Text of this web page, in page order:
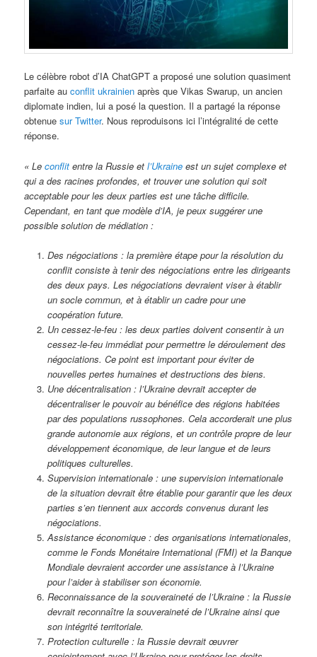
Le célèbre robot d’IA ChatGPT a proposé une solution quasiment
parfaite auconflit ukrainien après que Vikas Swarup, un ancien
diplomate indien, lui a posé la question. Il a partagé la réponse
obtenuesur Twitter. Nous reproduisons ici l’intégralité de cette
réponse.
« Leconflit entre la Russie etl’Ukraine est un sujet complexe et
qui a des racines profondes, et trouver une solution qui soit
acceptable pour les deux parties est une tâche difficile.
Cependant, en tant que modèle d’IA, je peux suggérer une
possible solution de médiation :
Des négociations : la première étape pour la résolution du
conflit consiste à tenir des négociations entre les dirigeants
des deux pays. Les négociations devraient viser à établir
un socle commun, et à établir un cadre pour une
coopération future.
Un cessez-le-feu : les deux parties doivent consentir à un
cessez-le-feu immédiat pour permettre le déroulement des
négociations. Ce point est important pour éviter de
nouvelles pertes humaines et destructions des biens.
Une décentralisation : l’Ukraine devrait accepter de
décentraliser le pouvoir au bénéfice des régions habitées
par des populations russophones. Cela accorderait une plus
grande autonomie aux régions, et un contrôle propre de leur
développement économique, de leur langue et de leurs
politiques culturelles.
Supervision internationale : une supervision internationale
de la situation devrait être établie pour garantir que les deux
parties s’en tiennent aux accords convenus durant les
négociations.
Assistance économique : des organisations internationales,
comme le Fonds Monétaire International (FMI) et la Banque
Mondiale devraient accorder une assistance à l’Ukraine
pour l’aider à stabiliser son économie.
Reconnaissance de la souveraineté de l’Ukraine : la Russie
devrait reconnaître la souveraineté de l’Ukraine ainsi que
son intégrité territoriale.
Protection culturelle : la Russie devrait œuvrer